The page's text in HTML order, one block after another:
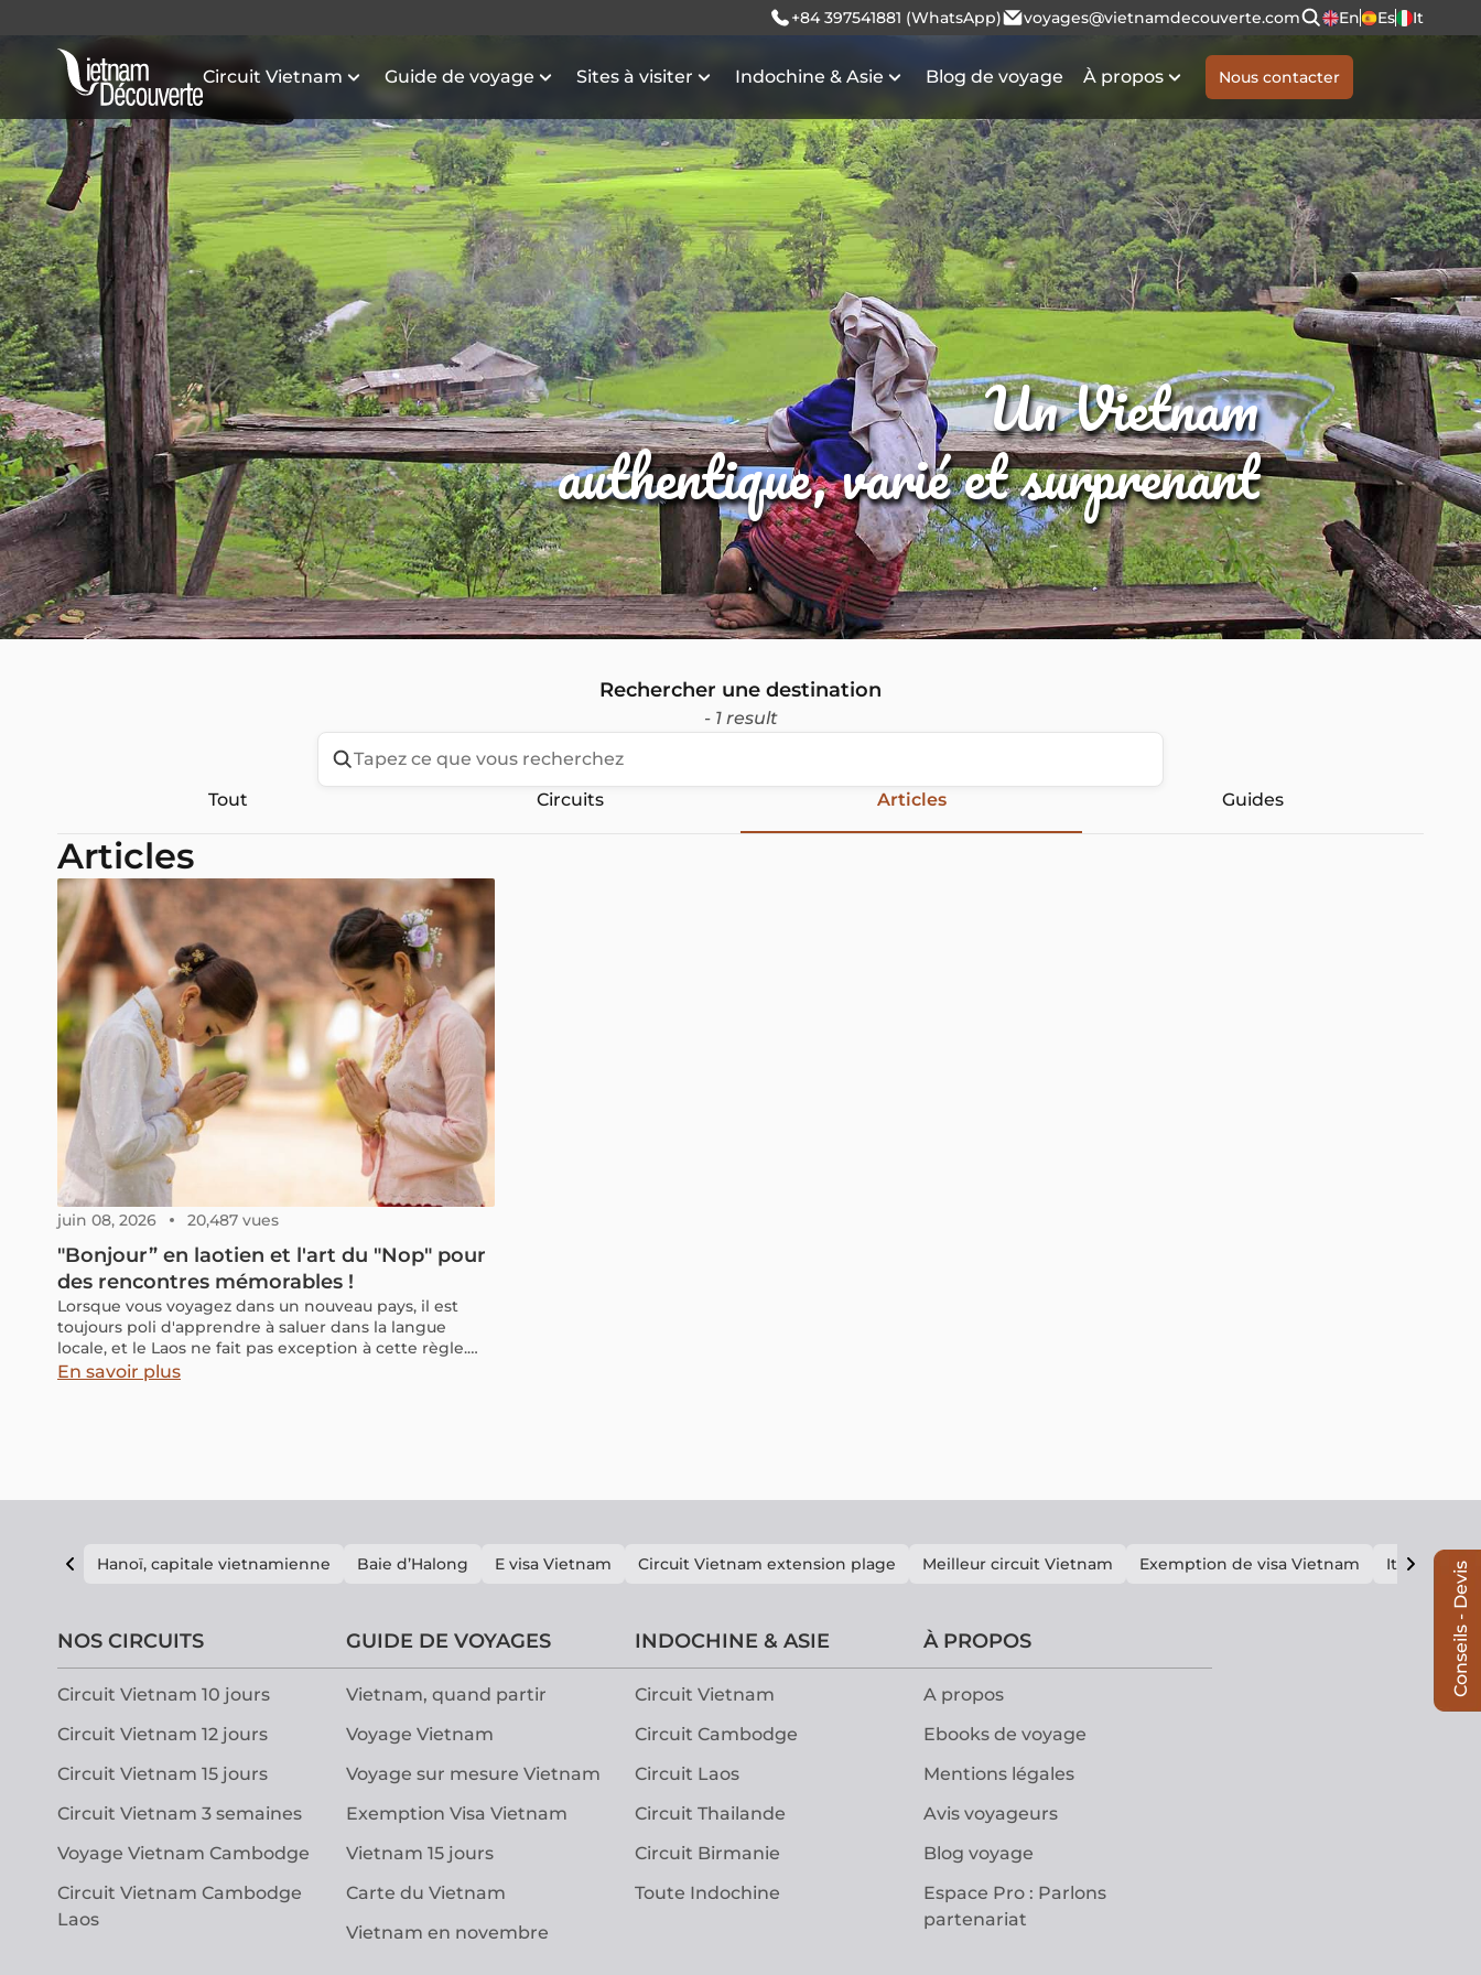
+84 397541881 (WhatsApp) voyages@vietnamdecouverte.com En Es It
Circuit Vietnam Guide de voyage Sites à visiter Indochine & Asie Blog de voyage À propos Nous contacter
Un Vietnam
authentique, varié et surprenant
Rechercher une destination
- 1 result
Tout Circuits Articles Guides
Articles
juin 08, 2026 20,487 vues
"Bonjour” en laotien et l'art du "Nop" pour
des rencontres mémorables !
Lorsque vous voyagez dans un nouveau pays, il est
toujours poli d'apprendre à saluer dans la langue
locale, et le Laos ne fait pas exception à cette règle.
Bien que vous n'ayez pas besoin d'apprendre le lao
En savoir plus
Hanoï, capitale vietnamienne Baie d’Halong E visa Vietnam Circuit Vietnam extension plage Meilleur circuit Vietnam Exemption de visa Vietnam Itinéraire
NOS CIRCUITS
Circuit Vietnam 10 jours
Circuit Vietnam 12 jours
Circuit Vietnam 15 jours
Circuit Vietnam 3 semaines
Voyage Vietnam Cambodge
Circuit Vietnam Cambodge
Laos
GUIDE DE VOYAGES
Vietnam, quand partir
Voyage Vietnam
Voyage sur mesure Vietnam
Exemption Visa Vietnam
Vietnam 15 jours
Carte du Vietnam
Vietnam en novembre
INDOCHINE & ASIE
Circuit Vietnam
Circuit Cambodge
Circuit Laos
Circuit Thailande
Circuit Birmanie
Toute Indochine
À PROPOS
A propos
Ebooks de voyage
Mentions légales
Avis voyageurs
Blog voyage
Espace Pro : Parlons
partenariat
Conseils - Devis